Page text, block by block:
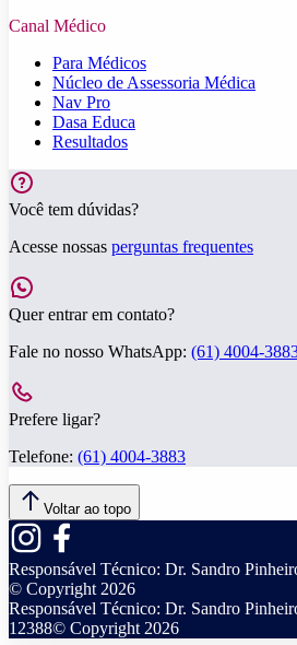
Canal Médico
Para Médicos
Núcleo de Assessoria Médica
Nav Pro
Dasa Educa
Resultados
Você tem dúvidas?
Acesse nossas perguntas frequentes
Quer entrar em contato?
Fale no nosso WhatsApp: (61) 4004-
Prefere ligar?
Telefone: (61) 4004-3883
Voltar ao topo
Responsável Técnico: Dr. Sandro
© Copyright 2026
Responsável Técnico: Dr. Sandro
12388© Copyright 2026